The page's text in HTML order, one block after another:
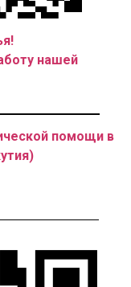
нашей
помощи в